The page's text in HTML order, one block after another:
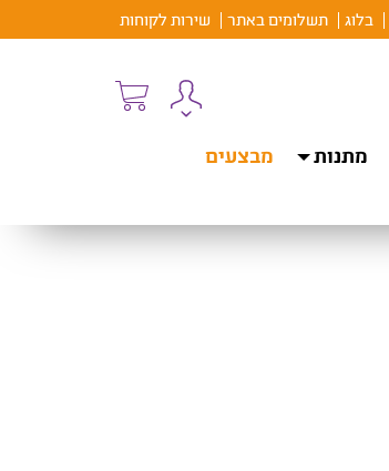
בלוג תשלומים באתר שירות לקוחות
מתנות
מבצעים